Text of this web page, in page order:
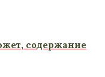
содержание